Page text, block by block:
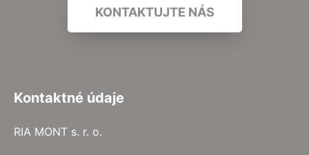
KONTAKTUJTE NÁS
Kontaktné údaje
RIA MONT s. r. o.